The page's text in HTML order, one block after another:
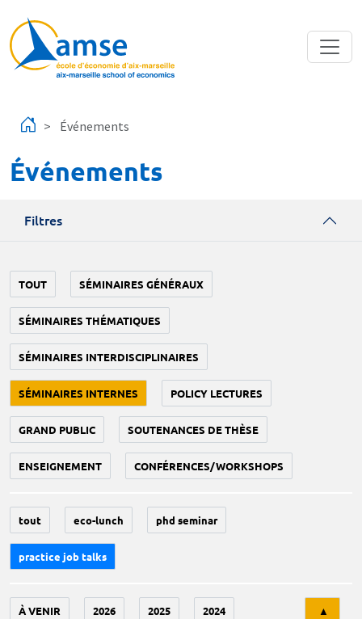
Événements
Événements
Filtres
TOUT SÉMINAIRES GÉNÉRAUX
SÉMINAIRES THÉMATIQUES
SÉMINAIRES INTERDISCIPLINAIRES
SÉMINAIRES INTERNES POLICY LECTURES
GRAND PUBLIC SOUTENANCES DE THÈSE
ENSEIGNEMENT CONFÉRENCES/WORKSHOPS
tout eco-lunch phd seminar
practice job talks
À VENIR 2026 2025 2024 ▲